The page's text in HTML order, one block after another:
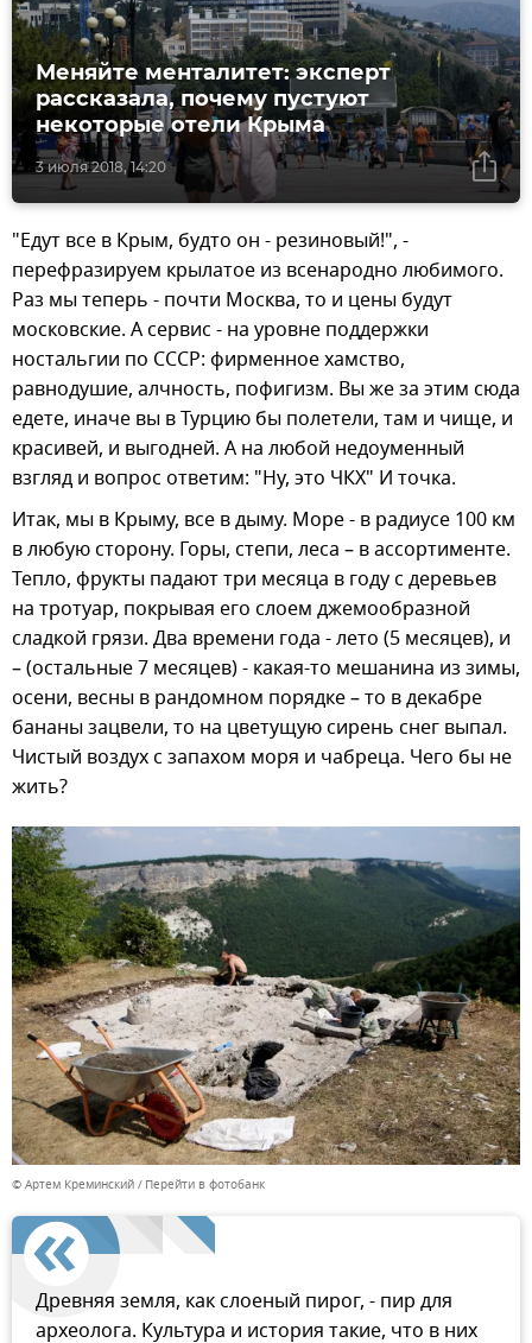
3 июля 2018, 14:20
Меняйте менталитет: эксперт
рассказала, почему пустуют
некоторые отели Крыма
"Едут все в Крым, будто он - резиновый!", -
перефразируем крылатое из всенародно любимого.
Раз мы теперь - почти Москва, то и цены будут
московские. А сервис - на уровне поддержки
ностальгии по СССР: фирменное хамство,
равнодушие, алчность, пофигизм. Вы же за этим сюда
едете, иначе вы в Турцию бы полетели, там и чище, и
красивей, и выгодней. А на любой недоуменный
взгляд и вопрос ответим: "Ну, это ЧКХ" И точка.
Итак, мы в Крыму, все в дыму. Море - в радиусе 100 км
в любую сторону. Горы, степи, леса – в ассортименте.
Тепло, фрукты падают три месяца в году с деревьев
на тротуар, покрывая его слоем джемообразной
сладкой грязи. Два времени года - лето (5 месяцев), и
– (остальные 7 месяцев) - какая-то мешанина из зимы,
осени, весны в рандомном порядке – то в декабре
бананы зацвели, то на цветущую сирень снег выпал.
Чистый воздух с запахом моря и чабреца. Чего бы не
жить?
© Артем Креминский Перейти в фотобанк
Древняя земля, как слоеный пирог, - пир для
археолога. Культура и история такие, что в них